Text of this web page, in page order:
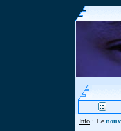
Info : Le